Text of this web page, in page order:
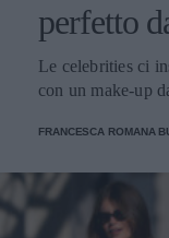
perfetto
Le celebrities ci
con un make-up
FRANCESCA ROMANA